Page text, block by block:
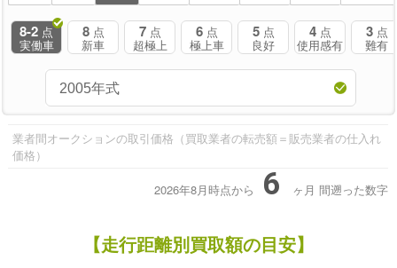
8-2 点
実働車
8 点
新車
7 点
超極上
6 点
極上車
5 点
良好
4 点
使用感有
3 点
難有
業者間オークションの取引価格（買取業者の転売額＝販売業者の仕入れ
価格）
2026年8月時点から 6 ヶ月 間遡った数字
【走行距離別買取額の目安】